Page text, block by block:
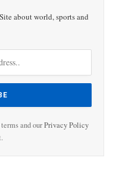
about world, sports and
and ourPrivacy Policy